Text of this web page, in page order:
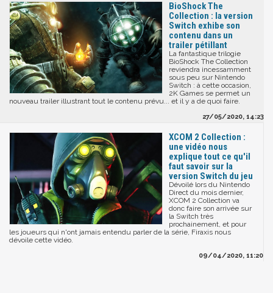
BioShock The
Collection : la version
Switch exhibe son
contenu dans un
trailer pétillant
La fantastique trilogie
BioShock The Collection
reviendra incessamment
sous peu sur Nintendo
Switch : à cette occasion,
2K Games se permet un
nouveau trailer illustrant tout le contenu prévu... et il y a de quoi faire.
27/05/2020, 14:23
XCOM 2 Collection :
une vidéo nous
explique tout ce qu'il
faut savoir sur la
version Switch du jeu
Dévoilé lors du Nintendo
Direct du mois dernier,
XCOM 2 Collection va
donc faire son arrivée sur
la Switch très
prochainement, et pour
les joueurs qui n'ont jamais entendu parler de la série, Firaxis nous
dévoile cette vidéo.
09/04/2020, 11:20